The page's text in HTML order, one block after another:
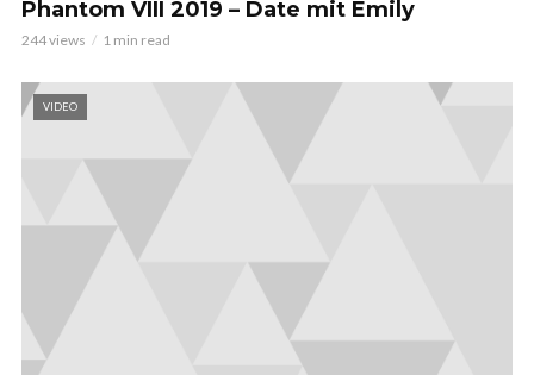
Phantom VIII 2019 – Date mit Emily
244 views 1 min read
VIDEO